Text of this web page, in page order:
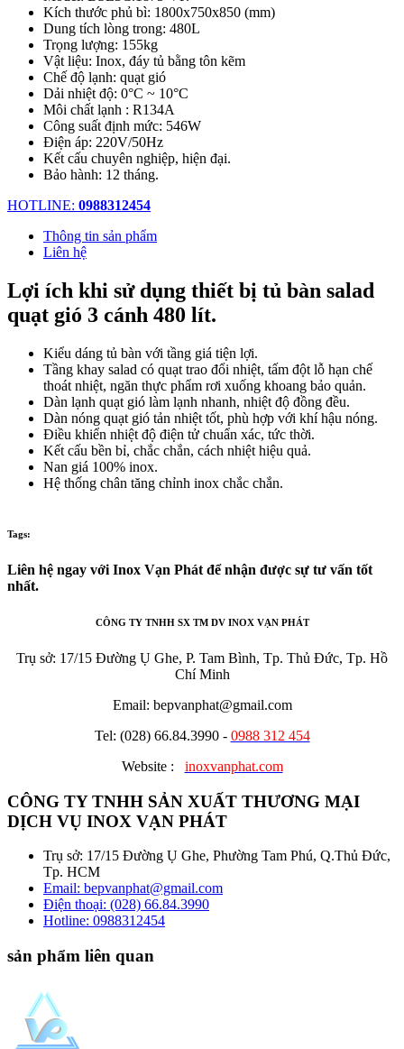
Kích thước phủ bì: 1800x750x850 (mm)
Dung tích lòng trong: 480L
Trọng lượng: 155kg
Vật liệu: Inox, đáy tủ bằng tôn kẽm
Chế độ lạnh: quạt gió
Dải nhiệt độ: 0°C ~ 10°C
Môi chất lạnh : R134A
Công suất định mức: 546W
Điện áp: 220V/50Hz
Kết cấu chuyên nghiệp, hiện đại.
Bảo hành: 12 tháng.
HOTLINE: 0988312454
Thông tin sản phẩm
Liên hệ
Lợi ích khi sử dụng thiết bị tủ bàn salad
quạt gió 3 cánh 480 lít.
Kiểu dáng tủ bàn với tầng giá tiện lợi.
Tầng khay salad có quạt trao đổi nhiệt, tấm đột lỗ hạn chế
thoát nhiệt, ngăn thực phẩm rơi xuống khoang bảo quản.
Dàn lạnh quạt gió làm lạnh nhanh, nhiệt độ đồng đều.
Dàn nóng quạt gió tản nhiệt tốt, phù hợp với khí hậu nóng.
Điều khiển nhiệt độ điện tử chuẩn xác, tức thời.
Kết cấu bền bỉ, chắc chắn, cách nhiệt hiệu quả.
Nan giá 100% inox.
Hệ thống chân tăng chỉnh inox chắc chắn.
Tags:
Liên hệ ngay với Inox Vạn Phát để nhận được sự tư vấn tốt
nhất.
CÔNG TY TNHH SX TM DV INOX VẠN PHÁT
Trụ sở: 17/15 Đường Ụ Ghe, P. Tam Bình, Tp. Thủ Đức, Tp. Hồ
Chí Minh
Email: bepvanphat@gmail.com
Tel: (028) 66.84.3990 - 0988 312 454
Website : inoxvanphat.com
CÔNG TY TNHH SẢN XUẤT THƯƠNG MẠI
DỊCH VỤ INOX VẠN PHÁT
Trụ sở: 17/15 Đường Ụ Ghe, Phường Tam Phú, Q.Thủ Đức,
Tp. HCM
Email: bepvanphat@gmail.com
Điện thoại: (028) 66.84.3990
Hotline: 0988312454
sản phẩm liên quan